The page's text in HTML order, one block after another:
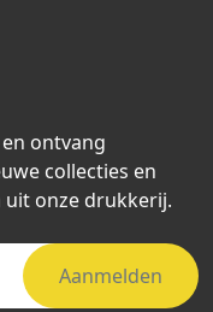
ontvang
collecties en
uit onze drukkerij.
Aanmelden